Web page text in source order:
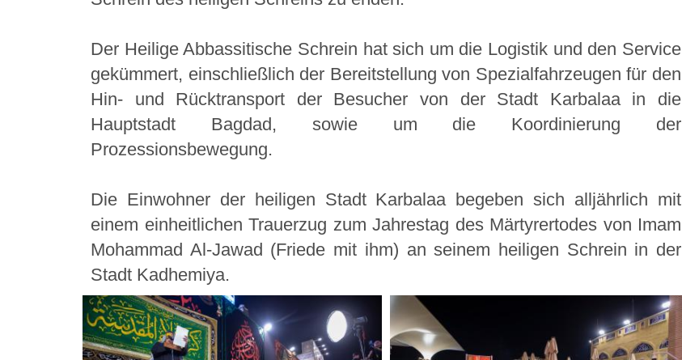
Der Heilige Abbassitische Schrein hat sich um die Logistik und den Service
gekümmert, einschließlich der Bereitstellung von Spezialfahrzeugen für den
Hin- und Rücktransport der Besucher von der Stadt Karbalaa in die
Hauptstadt Bagdad, sowie um die Koordinierung der
Prozessionsbewegung.
Die Einwohner der heiligen Stadt Karbalaa begeben sich alljährlich mit
einem einheitlichen Trauerzug zum Jahrestag des Märtyrertodes von Imam
Mohammad Al-Jawad (Friede mit ihm) an seinem heiligen Schrein in der
Stadt Kadhemiya.